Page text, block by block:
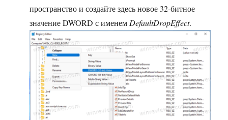
пространство и создайте здесь новое 32-битное
значение DWORD с именем DefaultDropEffect.